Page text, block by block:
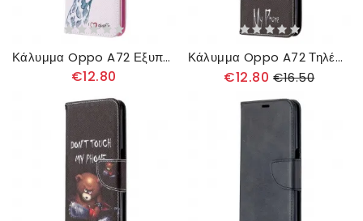
Κάλυμμα Oppo A72 Εξυπνάδα Καμηλοπάρδαλη
€12.80
Κάλυμμα Oppo A72 Τηλέφωνο Διαβόλου
€12.80 €16.50